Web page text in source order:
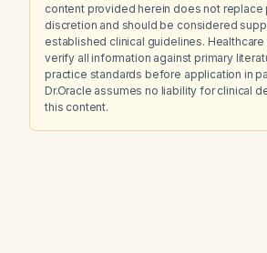
content provided herein does not
discretion and should be considered
established clinical guidelines.
verify all information against primary
practice standards before application in
Dr.Oracle assumes no liability for clinical
this content.